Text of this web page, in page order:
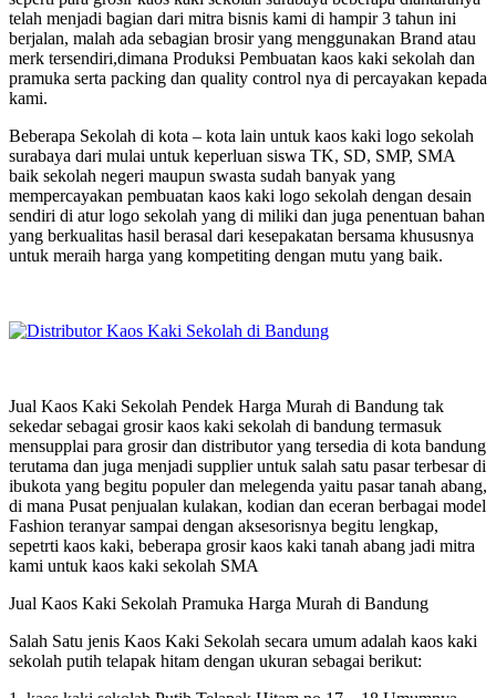
telah menjadi bagian dari mitra bisnis kami di hampir 3 tahun ini
berjalan, malah ada sebagian brosir yang menggunakan Brand atau
merk tersendiri,dimana Produksi Pembuatan kaos kaki sekolah dan
pramuka serta packing dan quality control nya di percayakan kepada
kami.
Beberapa Sekolah di kota – kota lain untuk kaos kaki logo sekolah
surabaya dari mulai untuk keperluan siswa TK, SD, SMP, SMA
baik sekolah negeri maupun swasta sudah banyak yang
mempercayakan pembuatan kaos kaki logo sekolah dengan desain
sendiri di atur logo sekolah yang di miliki dan juga penentuan bahan
yang berkualitas hasil berasal dari kesepakatan bersama khususnya
untuk meraih harga yang kompetiting dengan mutu yang baik.
Jual Kaos Kaki Sekolah Pendek Harga Murah di Bandung tak
sekedar sebagai grosir kaos kaki sekolah di bandung termasuk
mensupplai para grosir dan distributor yang tersedia di kota bandung
terutama dan juga menjadi supplier untuk salah satu pasar terbesar di
ibukota yang begitu populer dan melegenda yaitu pasar tanah abang,
di mana Pusat penjualan kulakan, kodian dan eceran berbagai model
Fashion teranyar sampai dengan aksesorisnya begitu lengkap,
sepetrti kaos kaki, beberapa grosir kaos kaki tanah abang jadi mitra
kami untuk kaos kaki sekolah SMA
Jual Kaos Kaki Sekolah Pramuka Harga Murah di Bandung
Salah Satu jenis Kaos Kaki Sekolah secara umum adalah kaos kaki
sekolah putih telapak hitam dengan ukuran sebagai berikut: